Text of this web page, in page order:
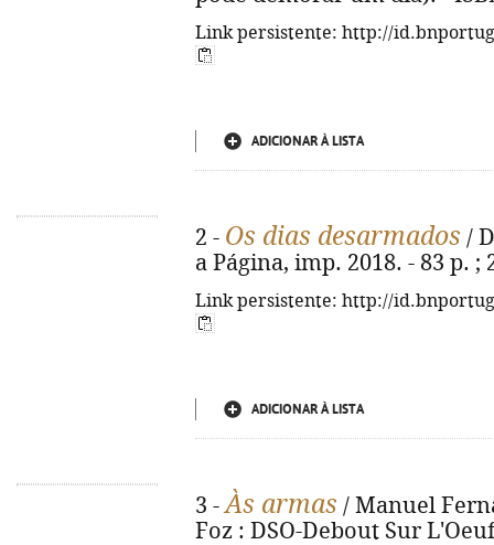
Link persistente: http://
ADICIONAR À LISTA
2 - Os dias desarmados /
a Página, imp. 2018. - 83 p. ;
Link persistente: http://
ADICIONAR À LISTA
3 -Às armas / Manuel
Foz : DSO-Debout Sur